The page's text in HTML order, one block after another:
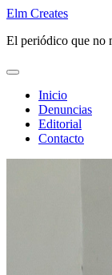
Saltar
contenido
Elm Creates
El periódico que no
Inicio
Denuncias
Editorial
Contacto